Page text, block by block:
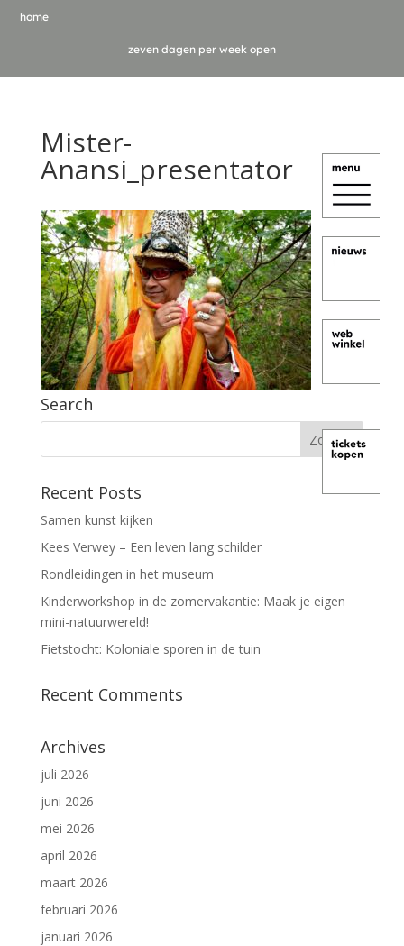
home
zeven dagen per week open
Mister-
Anansi_presentator
Search
Recent Posts
Samen kunst kijken
Kees Verwey – Een leven lang schilder
Rondleidingen in het museum
Kinderworkshop in de zomervakantie: Maak je eigen
mini-natuurwereld!
Fietstocht: Koloniale sporen in de tuin
Recent Comments
Archives
juli 2026
juni 2026
mei 2026
april 2026
maart 2026
februari 2026
januari 2026